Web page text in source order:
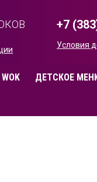
+7
Условия
WOK ДЕТСКОЕ